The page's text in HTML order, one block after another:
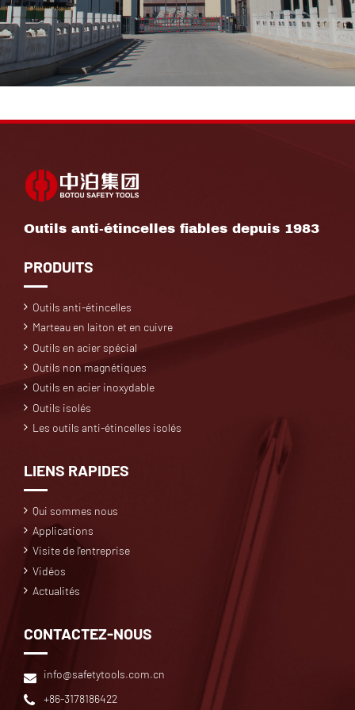
Outils anti-étincelles fiables depuis 1983
PRODUITS
Outils anti-étincelles
Marteau en laiton et en cuivre
Outils en acier spécial
Outils non magnétiques
Outils en acier inoxydable
Outils isolés
Les outils anti-étincelles isolés
LIENS RAPIDES
Qui sommes nous
Applications
Visite de l'entreprise
Vidéos
Actualités
CONTACTEZ-NOUS
info@safetytools.com.cn
+86-3178186422